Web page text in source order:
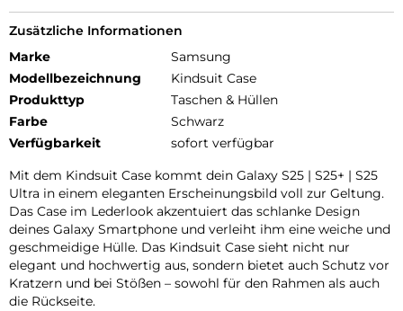
Zusätzliche Informationen
Marke
Samsung
Modellbezeichnung
Kindsuit Case
Produkttyp
Taschen & Hüllen
Farbe
Schwarz
Verfügbarkeit
sofort verfügbar
Mit dem Kindsuit Case kommt dein Galaxy S25 | S25+ | S25
Ultra in einem eleganten Erscheinungsbild voll zur Geltung.
Das Case im Lederlook akzentuiert das schlanke Design
deines Galaxy Smartphone und verleiht ihm eine weiche und
geschmeidige Hülle. Das Kindsuit Case sieht nicht nur
elegant und hochwertig aus, sondern bietet auch Schutz vor
Kratzern und bei Stößen – sowohl für den Rahmen als auch
die Rückseite.